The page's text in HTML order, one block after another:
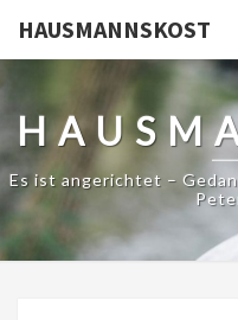
HAUSMANNSKOST
Es ist angerichtet –